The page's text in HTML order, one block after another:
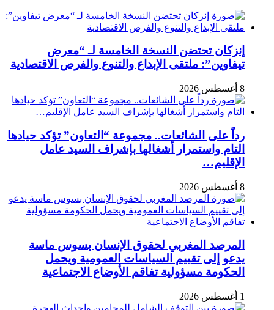
إنزكان تحتضن النسخة الخامسة لـ “معرض
تيفاوين”: ملتقى الإبداع والتنوع والفرص الاقتصادية
8 أغسطس 2026
رداً على الشائعات.. مجموعة “التعاون” تؤكد حيادها
التام واستمرار أشغالها بإشراف السيد عامل
الإقليم…
8 أغسطس 2026
المرصد المغربي لحقوق الإنسان بسوس ماسة
يدعو إلى تقييم السياسات العمومية ويحمل
الحكومة مسؤولية تفاقم الأوضاع الاجتماعية
1 أغسطس 2026